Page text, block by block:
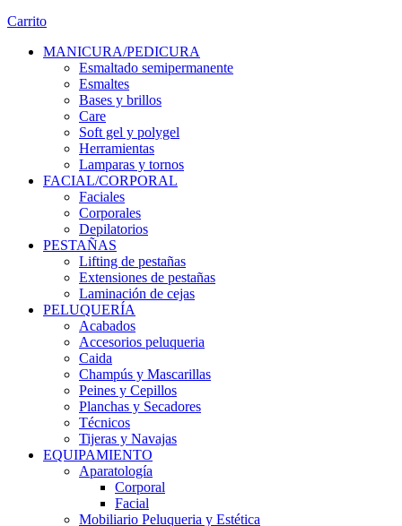
Carrito
MANICURA/PEDICURA
Esmaltado semipermanente
Esmaltes
Bases y brillos
Care
Soft gel y polygel
Herramientas
Lamparas y tornos
FACIAL/CORPORAL
Faciales
Corporales
Depilatorios
PESTAÑAS
Lifting de pestañas
Extensiones de pestañas
Laminación de cejas
PELUQUERÍA
Acabados
Accesorios peluqueria
Caida
Champús y Mascarillas
Peines y Cepillos
Planchas y Secadores
Técnicos
Tijeras y Navajas
EQUIPAMIENTO
Aparatología
Corporal
Facial
Mobiliario Peluqueria y Estética